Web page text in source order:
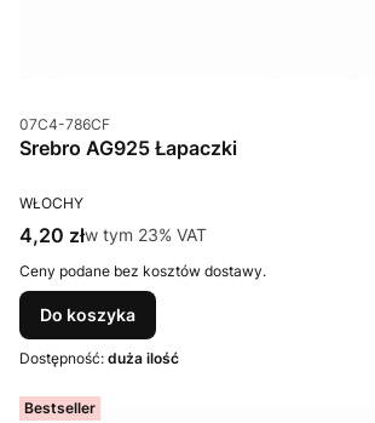
Kod produktu
07C4-786CF
Srebro AG925 Łapaczki
PRODUCENT
WŁOCHY
Cena brutto
4,20 złw tym %s VAT
w tym 23% VAT
Ceny podane bez kosztów dostawy.
Do koszyka
Dostępność: duża ilość
Bestseller